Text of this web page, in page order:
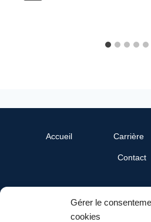
Gérer le
cookies
Accueil Carrière
Contact
Un département